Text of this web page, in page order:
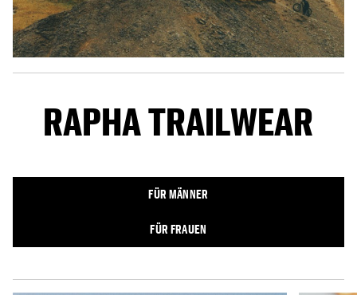
RAPHA TRAILWEAR
FÜR MÄNNER
FÜR FRAUEN